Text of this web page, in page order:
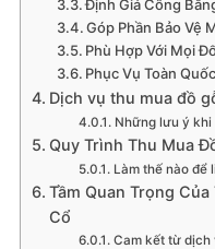
Định Giá Công
Góp Phần Bảo Vệ
Phù Hợp Với Mọi
Phục Vụ Toàn Quốc
Dịch vụ thu mua đồ
Những lưu ý khi
Quy Trình Thu Mua
Làm thế nào để
Tầm Quan Trọng Của
Cổ
Cam kết từ dịch